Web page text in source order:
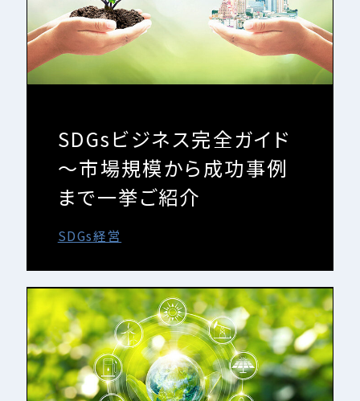
SDGsビジネス完全ガイド
～市場規模から成功事例
まで一挙ご紹介
SDGs経営